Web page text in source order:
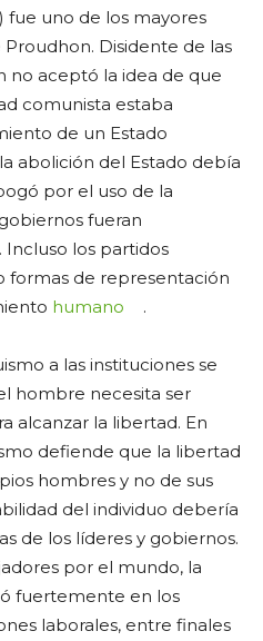
fue uno de los mayores
Disidente de las
no aceptó la idea de que
comunista estaba
de un Estado
abolición del Estado debía
por el uso de la
fueran
los partidos
formas de representación
humano .
a las instituciones se
hombre necesita ser
alcanzar la libertad. En
defiende que la libertad
hombres y no de sus
del individuo debería
de los líderes y gobiernos.
por el mundo, la
fuertemente en los
laborales, entre finales